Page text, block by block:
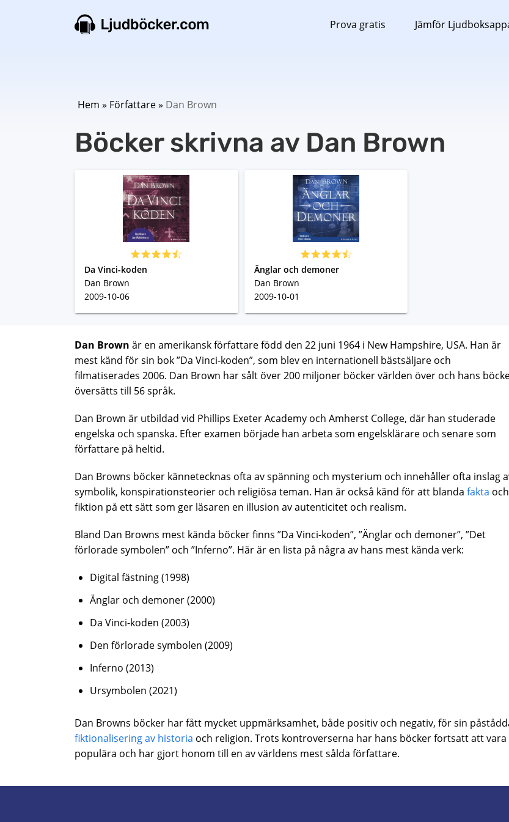
Prova gratis Jämför
Hem » Författare» Dan Brown
Böcker skrivna av Dan Brown
Da Vinci-koden
Dan Brown
2009-10-06
Änglar och demoner
Dan Brown
2009-10-01
Dan Brown är en amerikansk författare född den 22 juni 1964 i New Hampshire, USA. Han är
mest känd för sin bok ”Da Vinci-koden”, som blev en internationell bästsäljare och
filmatiserades 2006. Dan Brown har sålt över 200 miljoner böcker världen över och hans
översätts till 56 språk.
Dan Brown är utbildad vid Phillips Exeter Academy och Amherst College, där han studerade
engelska och spanska. Efter examen började han arbeta som engelsklärare och senare som
författare på heltid.
Dan Browns böcker kännetecknas ofta av spänning och mysterium och innehåller ofta inslag
symbolik, konspirationsteorier och religiösa teman. Han är också känd för att blanda fakta och
fiktion på ett sätt som ger läsaren en illusion av autenticitet och realism.
Bland Dan Browns mest kända böcker finns ”Da Vinci-koden”, ”Änglar och demoner”, ”Det
förlorade symbolen” och ”Inferno”. Här är en lista på några av hans mest kända verk:
Digital fästning (1998)
Änglar och demoner (2000)
Da Vinci-koden (2003)
Den förlorade symbolen (2009)
Inferno (2013)
Ursymbolen (2021)
Dan Browns böcker har fått mycket uppmärksamhet, både positiv och negativ, för sin
fiktionalisering av historia och religion. Trots kontroverserna har hans böcker fortsatt att vara
populära och har gjort honom till en av världens mest sålda författare.